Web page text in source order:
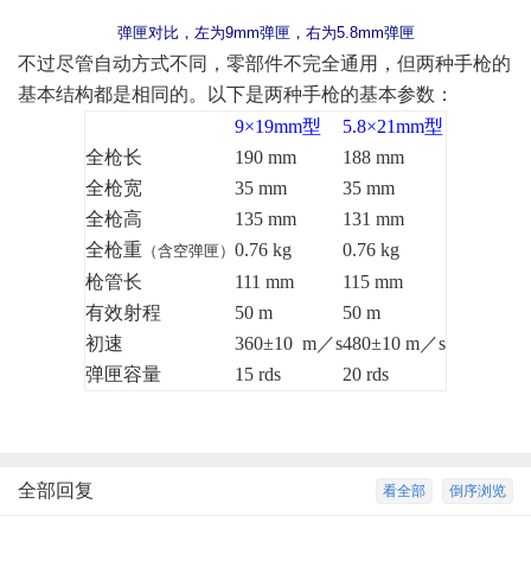
弹匣对比，左为9mm弹匣，右为5.8mm弹匣
不过尽管自动方式不同，零部件不完全通用，但两种手枪的
基本结构都是相同的。以下是两种手枪的基本参数：
9×19mm型
5.8×21mm型
全枪长
190 mm
188 mm
全枪宽
35 mm
35 mm
全枪高
135 mm
131 mm
全枪重 （含空弹匣） 0.76 kg
0.76 kg
枪管长
111 mm
115 mm
有效射程
50 m
50 m
初速
360±10 m／s480±10 m／s
弹匣容量
15 rds 20 rds
倒序浏览
看全部
全部回复